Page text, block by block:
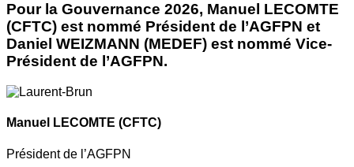
Pour la Gouvernance 2026, Manuel LECOMTE
(CFTC) est nommé Président de l’AGFPN et
Daniel WEIZMANN (MEDEF) est nommé Vice-
Président de l’AGFPN.
Manuel LECOMTE (CFTC)
Président de l’AGFPN